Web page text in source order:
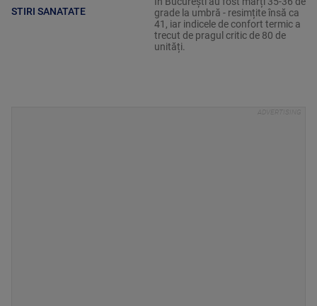
STIRI SANATATE
grade la umbră - resimțite însă ca
41, iar indicele de confort termic a
trecut de pragul critic de 80 de
unități.